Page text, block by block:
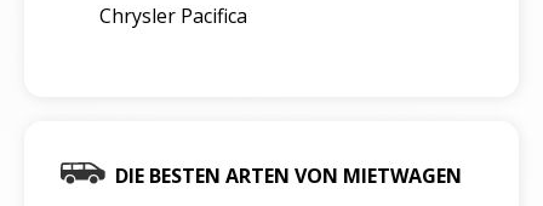
Chrysler Pacifica
DIE BESTEN ARTEN VON MIETWAGEN